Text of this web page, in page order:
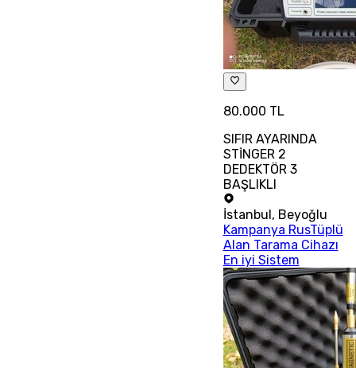
80.000 TL
SIFIR AYARINDA
STİNGER 2
DEDEKTÖR 3
BAŞLIKLI
İstanbul, Beyoğlu
Kampanya RusTüplü
Alan Tarama Cihazı
En iyi Sistem